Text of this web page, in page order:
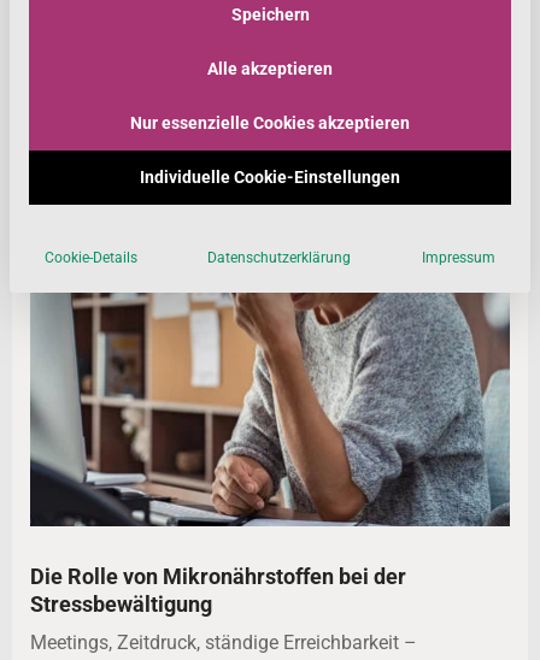
Die Rolle von Mikronährstoffen bei der
Stressbewältigung
Meetings, Zeitdruck, ständige Erreichbarkeit –
Speichern
Alle akzeptieren
Nur essenzielle Cookies akzeptieren
Individuelle Cookie-Einstellungen
Cookie-Details Datenschutzerklärung Impressum